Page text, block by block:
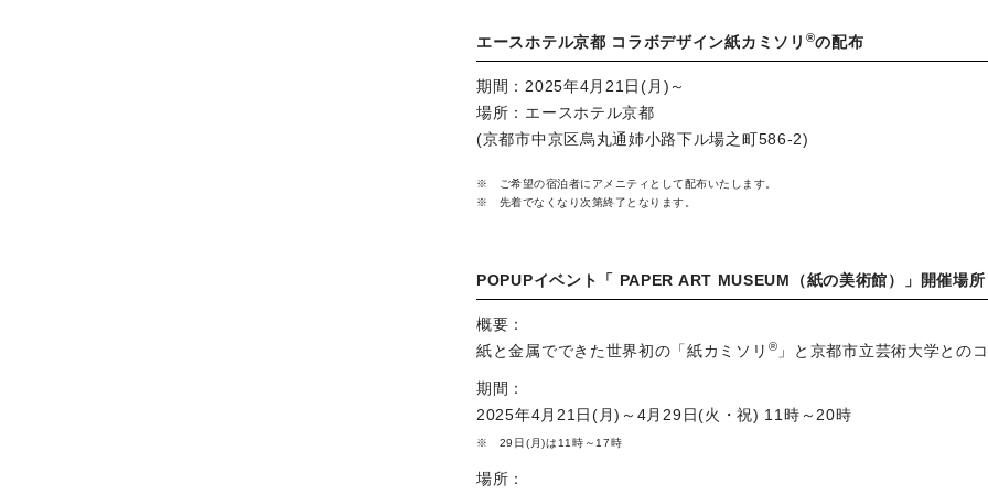
エースホテル京都 コラボデザイン紙カミソリ ®の配布
期間： 2025年4月21日(月)～
場所： エースホテル京都
(京都市中京区烏丸通姉小路下ル場之町586-2)
ご希望の宿泊者にアメニティとして配布いたします。
先着でなくなり次第終了となります。
POPUPイベント「 PAPER ART MUSEUM（紙の美術館）」開催場所
概要：
紙と金属でできた世界初の「紙カミソリ ® 」と京都市立芸術大学との
期間：
2025年4月21日(月)～4月29日(火・祝) 11時～20時
29日(月)は11時～17時
場所：